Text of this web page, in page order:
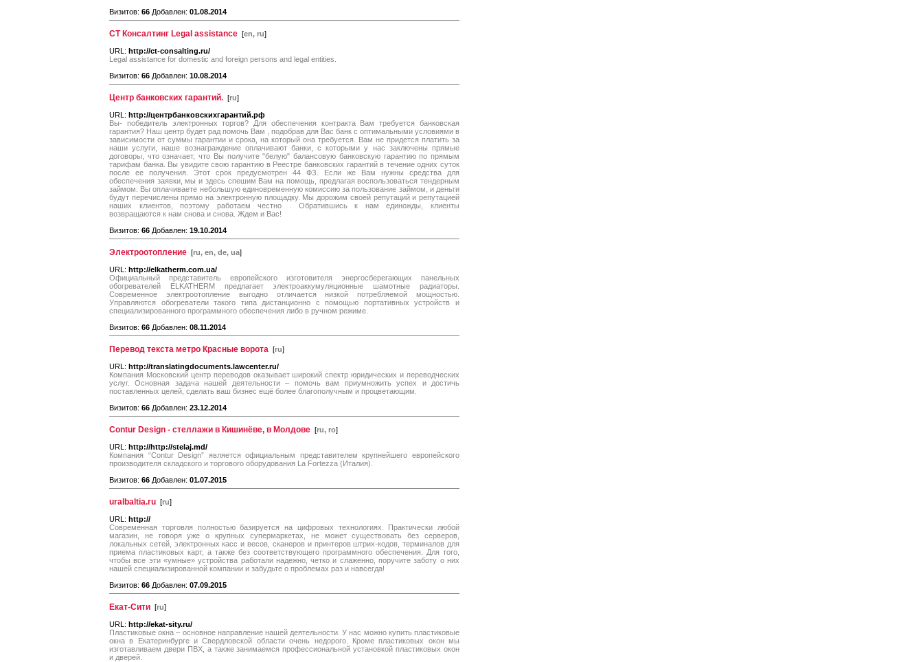
Визитов: 66 Добавлен: 01.08.2014
СТ Консалтинг Legal assistance [en, ru]
URL: http://ct-consalting.ru/
Legal assistance for domestiс and foreign persons and legal entities.
Визитов: 66 Добавлен: 10.08.2014
Центр банковских гарантий. [ru]
URL: http://центрбанковскихгарантий.рф
Вы- победитель электронных торгов? Для обеспечения контракта Вам требуется банковская
гарантия? Наш центр будет рад помочь Вам , подобрав для Вас банк с оптимальными условиями в
зависимости от суммы гарантии и срока, на который она требуется. Вам не придется платить за
наши услуги, наше вознаграждение оплачивают банки, с которыми у нас заключены прямые
договоры, что означает, что Вы получите "белую" балансовую банковскую гарантию по прямым
тарифам банка. Вы увидите свою гарантию в Реестре банковских гарантий в течение одних суток
после ее получения. Этот срок предусмотрен 44 ФЗ. Если же Вам нужны средства для
обеспечения заявки, мы и здесь спешим Вам на помощь, предлагая воспользоваться тендерным
займом. Вы оплачиваете небольшую единовременную комиссию за пользование займом, и деньги
будут перечислены прямо на электронную площадку. Мы дорожим своей репутаций и репутацией
наших клиентов, поэтому работаем честно . Обратившись к нам единожды, клиенты
возвращаются к нам снова и снова. Ждем и Вас!
Визитов: 66 Добавлен: 19.10.2014
Электроотопление [ru, en, de, ua]
URL: http://elkatherm.com.ua/
Официальный представитель европейского изготовителя энергосберегающих панельных
обогревателей ELKATHERM предлагает электроаккумуляционные шамотные радиаторы.
Современное электроотопление выгодно отличается низкой потребляемой мощностью.
Управляются обогреватели такого типа дистанционно с помощью портативных устройств и
специализированного программного обеспечения либо в ручном режиме.
Визитов: 66 Добавлен: 08.11.2014
Перевод текста метро Красные ворота [ru]
URL: http://translatingdocuments.lawcenter.ru/
Компания Московский центр переводов оказывает широкий спектр юридических и переводческих
услуг. Основная задача нашей деятельности – помочь вам приумножить успех и достичь
поставленных целей, сделать ваш бизнес ещё более благополучным и процветающим.
Визитов: 66 Добавлен: 23.12.2014
Contur Design - стеллажи в Кишинёве, в Молдове [ru, ro]
URL: http://http://stelaj.md/
Компания “Contur Design” является официальным представителем крупнейшего европейского
производителя складского и торгового оборудования La Fortezza (Италия).
Визитов: 66 Добавлен: 01.07.2015
uralbaltia.ru [ru]
URL: http://
Современная торговля полностью базируется на цифровых технологиях. Практически любой
магазин, не говоря уже о крупных супермаркетах, не может существовать без серверов,
локальных сетей, электронных касс и весов, сканеров и принтеров штрих-кодов, терминалов для
приема пластиковых карт, а также без соответствующего программного обеспечения. Для того,
чтобы все эти «умные» устройства работали надежно, четко и слаженно, поручите заботу о них
нашей специализированной компании и забудьте о проблемах раз и навсегда!
Визитов: 66 Добавлен: 07.09.2015
Екат-Сити [ru]
URL: http://ekat-sity.ru/
Пластиковые окна – основное направление нашей деятельности. У нас можно купить пластиковые
окна в Екатеринбурге и Свердловской области очень недорого. Кроме пластиковых окон мы
изготавливаем двери ПВХ, а также занимаемся профессиональной установкой пластиковых окон
и дверей.